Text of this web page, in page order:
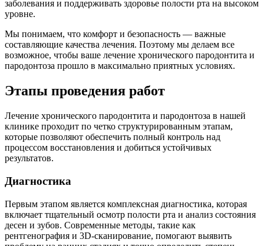
заболевания и поддерживать здоровье полости рта на высоком
уровне.
Мы понимаем, что комфорт и безопасность — важные
составляющие качества лечения. Поэтому мы делаем все
возможное, чтобы ваше лечение хронического пародонтита и
пародонтоза прошло в максимально приятных условиях.
Этапы проведения работ
Лечение хронического пародонтита и пародонтоза в нашей
клинике проходит по четко структурированным этапам,
которые позволяют обеспечить полный контроль над
процессом восстановления и добиться устойчивых
результатов.
Диагностика
Первым этапом является комплексная диагностика, которая
включает тщательный осмотр полости рта и анализ состояния
десен и зубов. Современные методы, такие как
рентгенография и 3D-сканирование, помогают выявить